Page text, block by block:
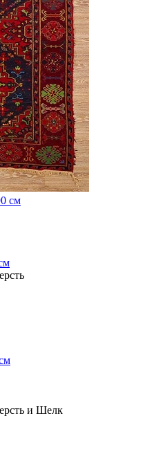
и Шелк